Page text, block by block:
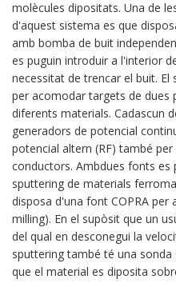
molècules dipositats. Una de
d'aquest sistema es que
amb bomba de buit
es puguin introduir a l'interior
necessitat de trencar el buit.
per acomodar targets de dues
diferents materials. Cadascun
generadors de potencial
potencial altern (RF) també
conductors. Ambdues fonts es
sputtering de materials
disposa d'una font COPRA
milling). En el supòsit que un
del qual en desconegui la
sputtering també té una
que el material es diposita